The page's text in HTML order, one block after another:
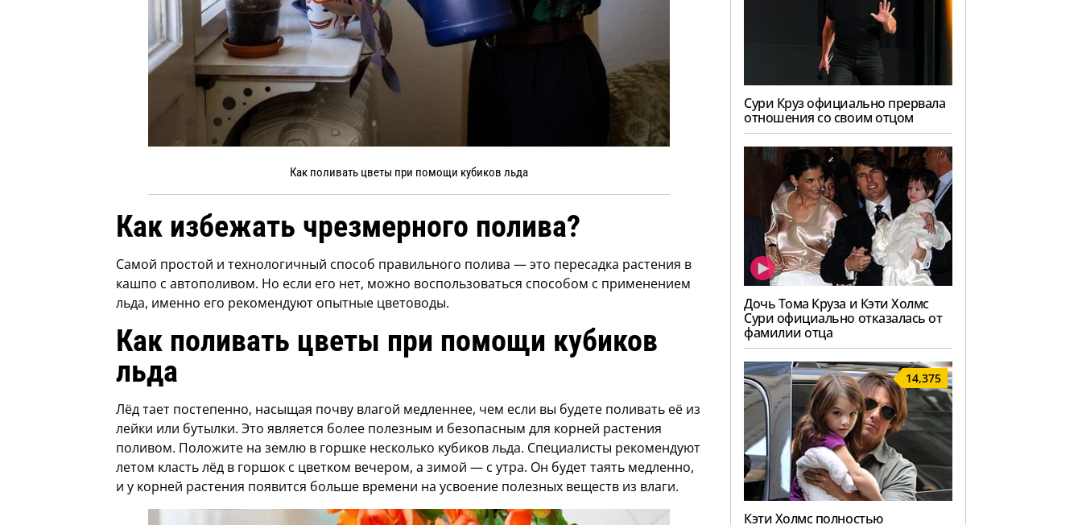
Как поливать цветы при помощи кубиков льда
Как избежать чрезмерного полива?
Самой простой и технологичный способ правильного полива — это пересадка растения в
кашпо с автополивом. Но если его нет, можно воспользоваться способом с применением
льда, именно его рекомендуют опытные цветоводы.
Как поливать цветы при помощи кубиков
льда
Лёд тает постепенно, насыщая почву влагой медленнее, чем если вы будете поливать её из
лейки или бутылки. Это является более полезным и безопасным для корней растения
поливом. Положите на землю в горшке несколько кубиков льда. Специалисты рекомендуют
летом класть лёд в горшок с цветком вечером, а зимой — с утра. Он будет таять медленно,
и у корней растения появится больше времени на усвоение полезных веществ из влаги.
Сури Круз официально прервала
отношения со своим отцом
Дочь Тома Круза и Кэти Холмс
Сури официально отказалась от
фамилии отца
14,375
Кэти Холмс полностью